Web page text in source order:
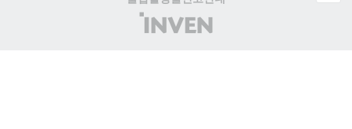
(주)
인